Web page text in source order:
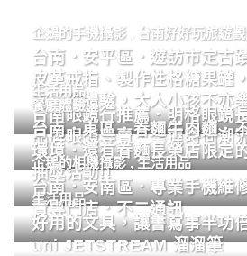
企鵝的手機攝影 台南好好玩旅遊
台南．安平區．遊訪市定古
皮革戒指、製作性格糖果罐
的手作體驗，大人小孩不亦
生活用品
台南眼鏡行推薦．明格眼鏡
品牌眼鏡專賣．掌握時尚潮
餐廳體驗
台南．東區．眷麵牛肉麵．
環境．還有眷麵長榮店限定
抽獎活動!!
企鵝的相機攝影,生活用品
台南．安南區．專業手機維
賣專門店．不二通訊
生活用品
好用的文具，讓書寫事半功
uni JETSTREAM 溜溜筆